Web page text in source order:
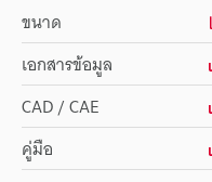
ขนาด
เอกสารข้อมูล
CAD / CAE
คู่มือ